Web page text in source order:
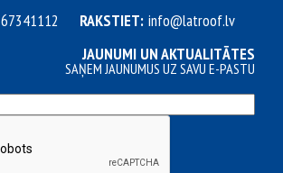
67341112 RAKSTIET: info@latroof.lv
JAUNUMI UN AKTUALITĀTES
SAŅEM JAUNUMUS UZ SAVU E-PASTU